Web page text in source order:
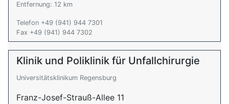
Entfernung: 12 km
Telefon +49 (941) 944 7301
Fax +49 (941) 944 7302
Klinik und Poliklinik für Unfallchirurgie
Universitätsklinikum Regensburg
Franz-Josef-Strauß-Allee 11